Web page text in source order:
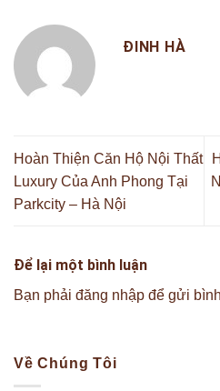
ĐINH HÀ
Hoàn Thiện Căn Hộ Nội Thất
Luxury Của Anh Phong Tại
Parkcity – Hà Nội
Để lại một bình luận
Bạn phải đăng nhập để gửi
Về Chúng Tôi